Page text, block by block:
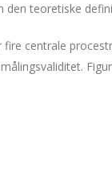
teoretiske
centrale